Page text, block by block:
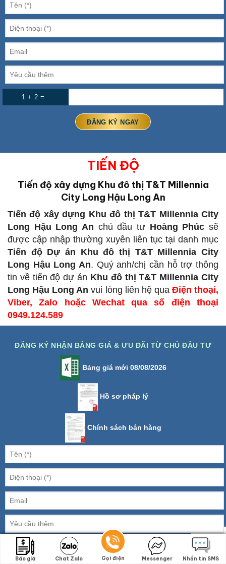
1 + 2 =
TIẾN ĐỘ
Tiến độ xây dựng Khu đô thị T&T Millennia
City Long Hậu Long An
Tiến độ xây dựng Khu đô thị T&T Millennia City
Long Hậu Long An chủ đầu tư Hoàng Phúc sẽ
được cập nhập thường xuyên liên tục tại danh mục
Tiến độ Dự án Khu đô thị T&T Millennia City
Long Hậu Long An. Quý anh/chị cần hỗ trợ thông
tin về tiến độ dự án Khu đô thị T&T Millennia City
Long Hậu Long Anvui lòng liên hệ qua Điện thoại,
Viber, Zalo hoặc Wechat qua số điện thoại
0949.124.589
ĐĂNG KÝ NHẬN BẢNG GIÁ & ƯU ĐÃI TỪ CHỦ ĐẦU TƯ
Bảng giá mới 08/08/2026
Hồ sơ pháp lý
Chính sách bán hàng
2 + 3 =
Báo giá Chat Zalo Gọi điện Messenger Nhắn tin SMS
Báo giá Chat Zalo Gọi điện Messenger Nhắn tin SMS